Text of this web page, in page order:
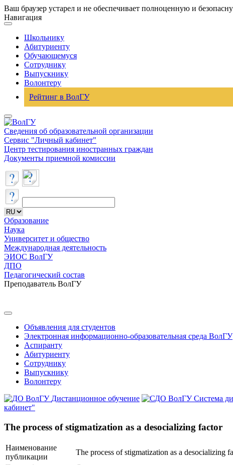
Ваш браузер устарел и не обеспечивает полноценную и
Навигация
Школьнику
Абитуриенту
Обучающемуся
Сотруднику
Выпускнику
Волонтеру
Рейтинг в ВолГУ
Сведения об образовательной организации
Сервис "Личный кабинет"
Центр тестирования иностранных граждан
Документы приемной комиссии
Образование
Наука
Университет и общество
Международная деятельность
ЭИОС ВолГУ
ДПО
Педагогический состав
Преподаватель ВолГУ
Объявления для студентов
Электронная информационно-образовательная среда ВолГУ
Аспиранту
Абитуриенту
Сотруднику
Выпускнику
Волонтеру
Дистанционное обучение
Система
кабинет"
The process of stigmatization as a desocializing factor
Наименование
публикации
The process of stigmatization as a desocializing